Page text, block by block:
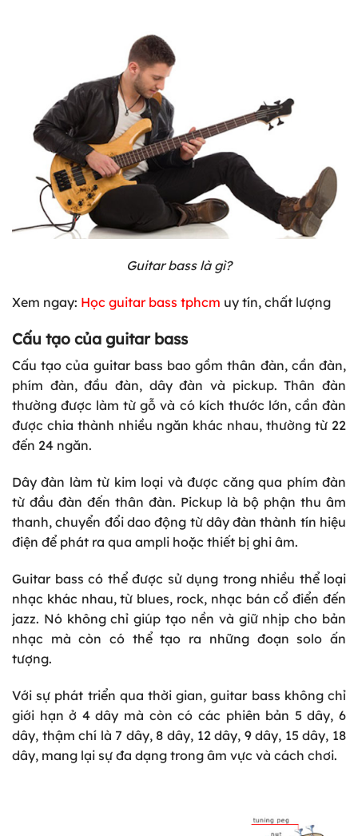
Guitar bass là gì?
Xem ngay: Học guitar bass tphcm uy tín, chất lượng
Cấu tạo của guitar bass
Cấu tạo của guitar bass bao gồm thân đàn, cần đàn,
phím đàn, đầu đàn, dây đàn và pickup. Thân đàn
thường được làm từ gỗ và có kích thước lớn, cần đàn
được chia thành nhiều ngăn khác nhau, thường từ 22
đến 24 ngăn.
Dây đàn làm từ kim loại và được căng qua phím đàn
từ đầu đàn đến thân đàn. Pickup là bộ phận thu âm
thanh, chuyển đổi dao động từ dây đàn thành tín hiệu
điện để phát ra qua ampli hoặc thiết bị ghi âm.
Guitar bass có thể được sử dụng trong nhiều thể loại
nhạc khác nhau, từ blues, rock, nhạc bán cổ điển đến
jazz. Nó không chỉ giúp tạo nền và giữ nhịp cho bản
nhạc mà còn có thể tạo ra những đoạn solo ấn
tượng.
Với sự phát triển qua thời gian, guitar bass không chỉ
giới hạn ở 4 dây mà còn có các phiên bản 5 dây, 6
dây, thậm chí là 7 dây, 8 dây, 12 dây, 9 dây, 15 dây, 18
dây, mang lại sự đa dạng trong âm vực và cách chơi.